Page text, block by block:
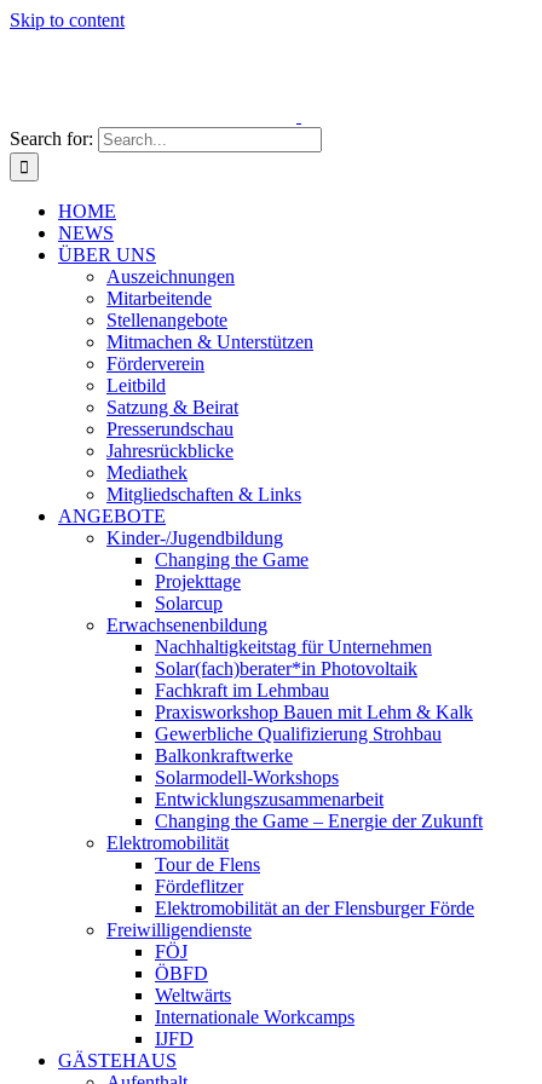
Skip to content
Search for:
HOME
NEWS
ÜBER UNS
Auszeichnungen
Mitarbeitende
Stellenangebote
Mitmachen & Unterstützen
Förderverein
Leitbild
Satzung & Beirat
Presserundschau
Jahresrückblicke
Mediathek
Mitgliedschaften & Links
ANGEBOTE
Kinder-/Jugendbildung
Changing the Game
Projekttage
Solarcup
Erwachsenenbildung
Nachhaltigkeitstag für Unternehmen
Solar(fach)berater*in Photovoltaik
Fachkraft im Lehmbau
Praxisworkshop Bauen mit Lehm & Kalk
Gewerbliche Qualifizierung Strohbau
Balkonkraftwerke
Solarmodell-Workshops
Entwicklungszusammenarbeit
Changing the Game – Energie der Zukunft
Elektromobilität
Tour de Flens
Fördeflitzer
Elektromobilität an der Flensburger Förde
Freiwilligendienste
FÖJ
ÖBFD
Weltwärts
Internationale Workcamps
IJFD
GÄSTEHAUS